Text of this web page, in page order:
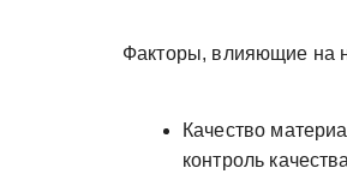
Факторы, влияющие на
Качество
контроль